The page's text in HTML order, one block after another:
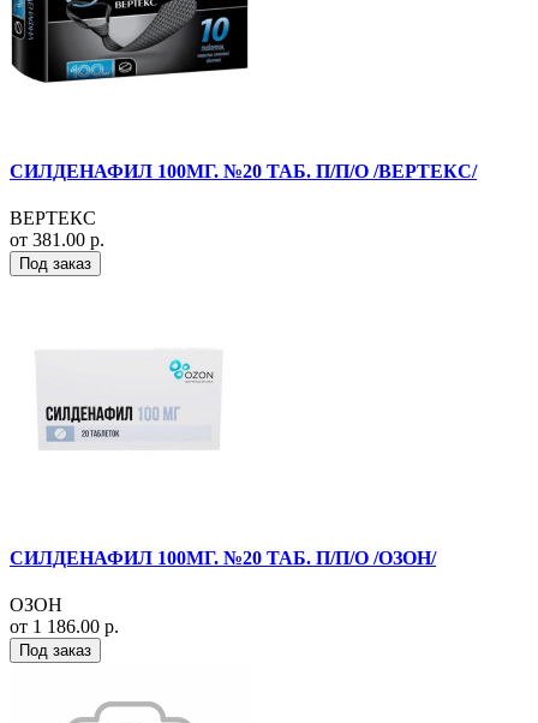
СИЛДЕНАФИЛ 100МГ. №20 ТАБ. П/П/О /ВЕРТЕКС/
ВЕРТЕКС
от 381.00 р.
Под заказ
СИЛДЕНАФИЛ 100МГ. №20 ТАБ. П/П/О /ОЗОН/
ОЗОН
от 1 186.00 р.
Под заказ